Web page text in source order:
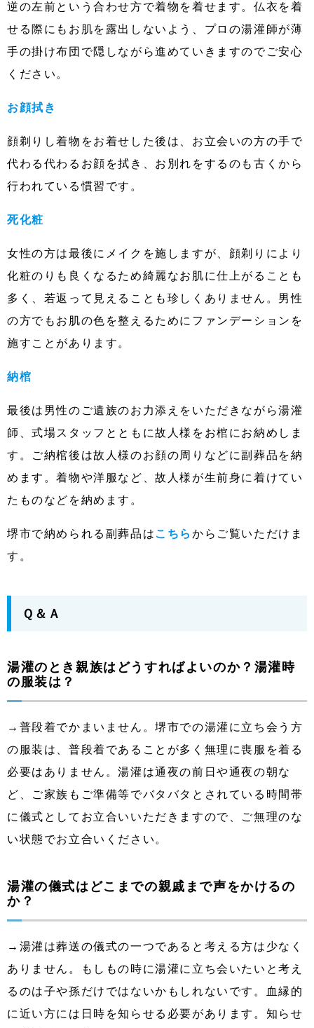
逆の左前という合わせ方で着物を着せます。仏衣を着
せる際にもお肌を露出しないよう、プロの湯灌師が薄
手の掛け布団で隠しながら進めていきますのでご安心
ください。
お顔拭き
顔剃りし着物をお着せした後は、お立会いの方の手で
代わる代わるお顔を拭き、お別れをするのも古くから
行われている慣習です。
死化粧
女性の方は最後にメイクを施しますが、顔剃りにより
化粧のりも良くなるため綺麗なお肌に仕上がることも
多く、若返って見えることも珍しくありません。男性
の方でもお肌の色を整えるためにファンデーションを
施すことがあります。
納棺
最後は男性のご遺族のお力添えをいただきながら湯灌
師、式場スタッフとともに故人様をお棺にお納めしま
す。ご納棺後は故人様のお顔の周りなどに副葬品を納
めます。着物や洋服など、故人様が生前身に着けてい
たものなどを納めます。
堺市で納められる副葬品はこちらからご覧いただけま
す。
Ｑ＆Ａ
湯灌のとき親族はどうすればよいのか？湯灌時
の服装は？
→普段着でかまいません。堺市での湯灌に立ち会う方
の服装は、普段着であることが多く無理に喪服を着る
必要はありません。湯灌は通夜の前日や通夜の朝な
ど、ご家族もご準備等でバタバタとされている時間帯
に儀式としてお立合いいただきますので、ご無理のな
い状態でお立合いください。
湯灌の儀式はどこまでの親戚まで声をかけるの
か？
→湯灌は葬送の儀式の一つであると考える方は少なく
ありません。もしもの時に湯灌に立ち会いたいと考え
るのは子や孫だけではないかもしれないです。血縁的
に近い方には日時を知らせる必要があります。知らせ